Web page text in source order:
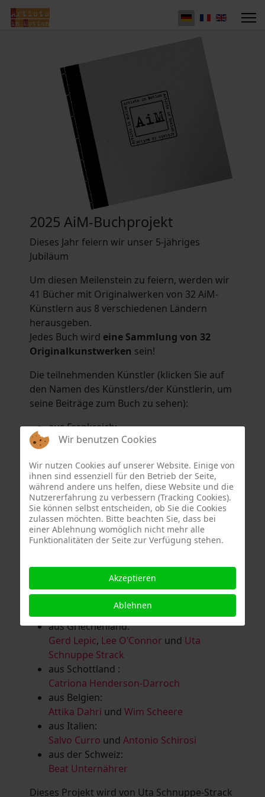
2025 AiM-Buchprojekt
Dieses Jahr feiern wir unser 5-jähriges
Jubiläum
Um diesen Meilenstein zu feiern, werden wir
41 Bücher mit Originalwerken von 32 AiM-
Künstlern aus 8 verschiedenen Ländern
herausgeben.
Jedes Buch wird eine Sammlung von 32
Originalkunstwerken sein!
Die teilnehmenden Künstler (klicken Sie auf
den Namen des Künstlers/der Künstlerin, um
seine Beiträge zum Buch zu sehen):
aus Frankreich:
Hélène Argo,Didier Bonnot
Eric Schaftlein.
aus den Niederlanden:
Dorrety Brookhuis,Natalia Dik,Elise
EekhoutundHenny Schaapman
aus Deutschland:
Salomé Herbst,Andrea Jungnitsch,
Lanzl,Heidrun MalComes,Christa Mayer-
Guntram Prochaska
Schaub,Vera Schaub,Birgit Schweimler &
Serge DevadderundRolf Thärichen
aus Griechenland:
Gerd Lepic, Lee O’Connor und Uta
Schnuppe Strack
aus Schottland :
Catriona Henderson-Darroch
aus Belgien:
Attika Dahri und Wim Scheere
aus Italien:
Salvo Curro und Antonio Schirosi
aus der Schweiz:
Beat Unternährer
Dieses Projekt wird von Uta Schnuppe-Strack
Wir benutzen Cookies
Wir nutzen Cookies auf unserer Website. Einige von
ihnen sind essenziell für den Betrieb der Seite,
während andere uns helfen, diese Website und die
Nutzererfahrung zu verbessern (Tracking Cookies).
Sie können selbst entscheiden, ob Sie die Cookies
zulassen möchten. Bitte beachten Sie, dass bei
einer Ablehnung womöglich nicht mehr alle
Funktionalitäten der Seite zur Verfügung stehen.
Akzeptieren
Ablehnen